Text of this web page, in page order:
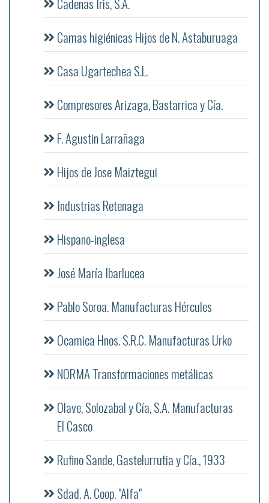
Camas higiénicas Hijos de N. Astaburuaga
Casa Ugartechea S.L.
Compresores Arizaga, Bastarrica y Cía.
F. Agustin Larrañaga
Hijos de Jose Maiztegui
Industrias Retenaga
Hispano-inglesa
José María Ibarlucea
Pablo Soroa. Manufacturas Hércules
Ocamica Hnos. S.R.C. Manufacturas Urko
NORMA Transformaciones metálicas
Olave, Solozabal y Cía, S.A. Manufacturas
El Casco
Rufino Sande, Gastelurrutia y Cía., 1933
Sdad. A. Coop. "Alfa"